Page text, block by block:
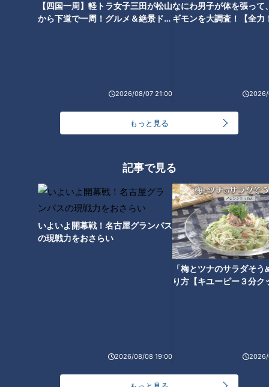
【四国一周】軽トラ女子三田が松山
から下道で一周！グルメ＆絶景ドラ
2026/08/07 21:00
なにわ男子が体を張って
ギモンを大調査！【全力
2026/
もっと見る
記事で見る
いよいよ開幕戦！名古屋グランパス
の現戦力をおさらい
2026/08/08 19:00
「梅とツナのサラダそう
り方【キユーピー３分ク
2026/
・ＣＢＣテレビ「チャント！」の特集を厳選して公開します。
（月～金 午後3時49分から午後7時 愛知・岐阜・三重で放送）
オススメ関連コンテンツ
【前の動画】母ちゃんから見た
魚鱗癬と闘う賀久くん（小１）
朝のやることリスト！難病・道
化師様魚鱗癬と闘う男の子～定
期配信型ドキュメンタリー「ピ
エロと呼ばれた息子」第97話
闘いながら通う小学校～定期配
いながら、小学校へ入学！賀久
キュメンタリー「ピエロと呼ば